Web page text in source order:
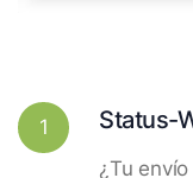
1 Status-
¿Tu